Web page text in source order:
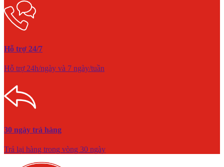
Hỗ trợ 24/7
Hỗ trợ 24h/ngày và 7 ngày/tuần
30 ngày trả hàng
Trả lại hàng trong vòng 30 ngày